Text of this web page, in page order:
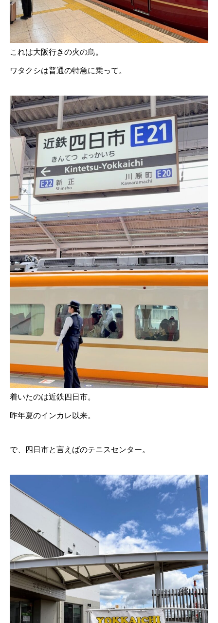
これは大阪行きの火の鳥。
ワタクシは普通の特急に乗って。
着いたのは近鉄四日市。
昨年夏のインカレ以来。
で、四日市と言えばのテニスセンター。